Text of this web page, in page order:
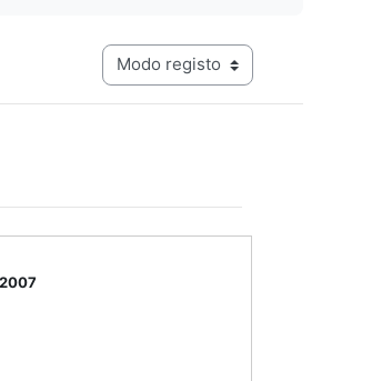
terciária do modo de visualização